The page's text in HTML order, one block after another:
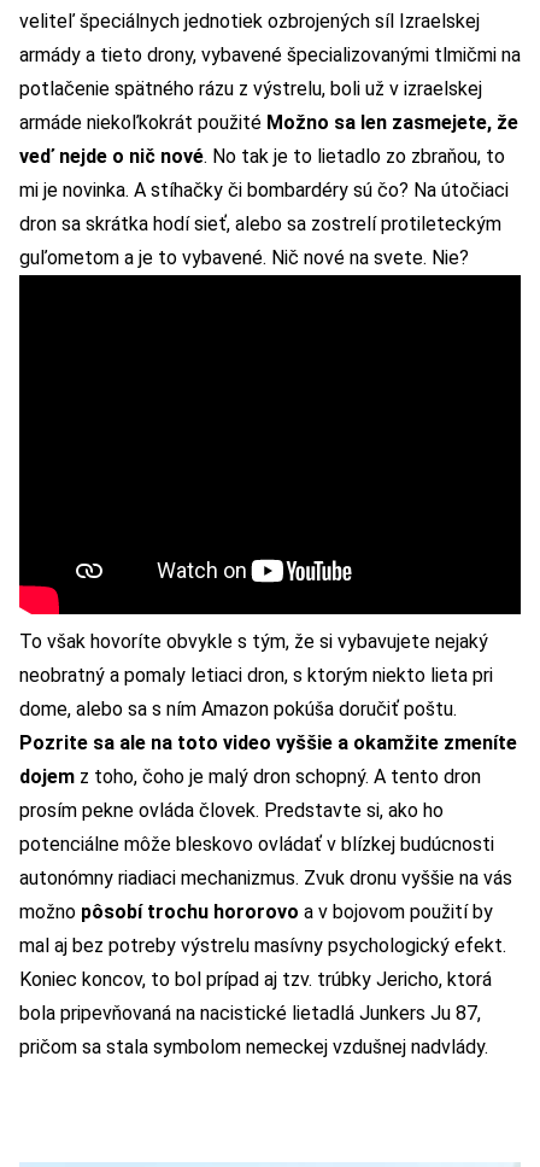
veliteľ špeciálnych jednotiek ozbrojených síl Izraelskej
armády a tieto drony, vybavené špecializovanými tlmičmi na
potlačenie spätného rázu z výstrelu, boli už v izraelskej
armáde niekoľkokrát použité Možno sa len zasmejete, že
veď nejde o nič nové. No tak je to lietadlo zo zbraňou, to
mi je novinka. A stíhačky či bombardéry sú čo? Na útočiaci
dron sa skrátka hodí sieť, alebo sa zostrelí protileteckým
guľometom a je to vybavené. Nič nové na svete. Nie?
To však hovoríte obvykle s tým, že si vybavujete nejaký
neobratný a pomaly letiaci dron, s ktorým niekto lieta pri
dome, alebo sa s ním Amazon pokúša doručiť poštu.
Pozrite sa ale na toto video vyššie a okamžite zmeníte
dojem z toho, čoho je malý dron schopný. A tento dron
prosím pekne ovláda človek. Predstavte si, ako ho
potenciálne môže bleskovo ovládať v blízkej budúcnosti
autonómny riadiaci mechanizmus. Zvuk dronu vyššie na vás
možno pôsobí trochu hororovo a v bojovom použití by
mal aj bez potreby výstrelu masívny psychologický efekt.
Koniec koncov, to bol prípad aj tzv. trúbky Jericho, ktorá
bola pripevňovaná na nacistické lietadlá Junkers Ju 87,
pričom sa stala symbolom nemeckej vzdušnej nadvlády.